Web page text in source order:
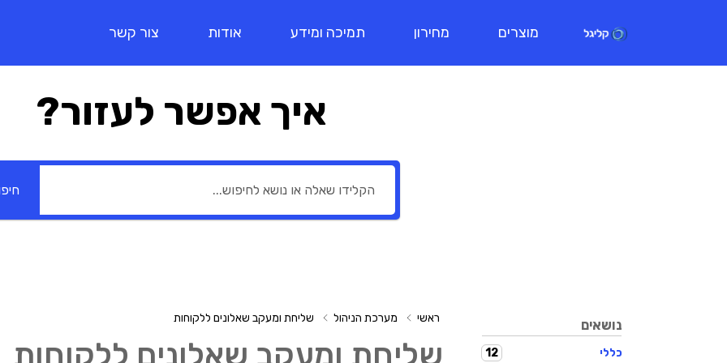
מוצרים מחירון תמיכה ומידע אודות צור קשר
איך אפשר לעזור?
נושאים
כללי
12
ראשי מערכת הניהול שליחת ומעקב שאלונים ללקוחות